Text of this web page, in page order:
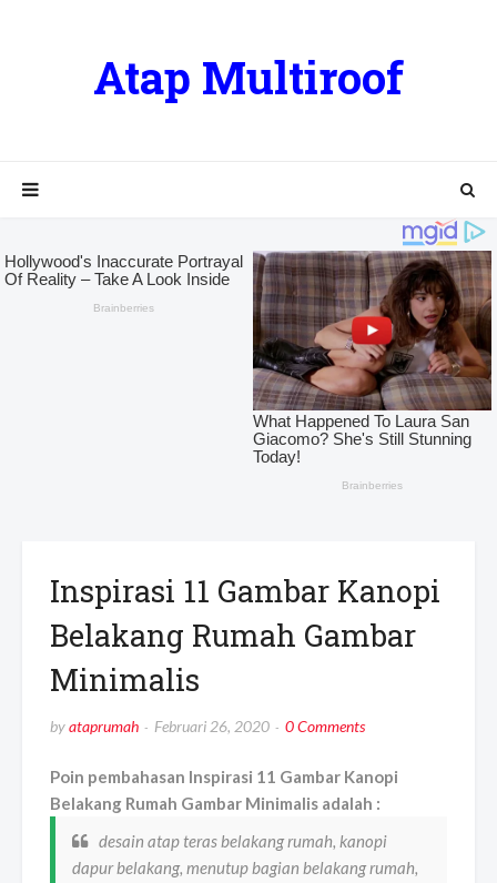
Atap Multiroof
Inspirasi 11 Gambar Kanopi
Belakang Rumah Gambar
Minimalis
byataprumah Februari 26, 2020 0 Comments
Poin pembahasan Inspirasi 11 Gambar Kanopi
Belakang Rumah Gambar Minimalis adalah :
desain atap teras belakang rumah, kanopi
dapur belakang, menutup bagian belakang rumah,